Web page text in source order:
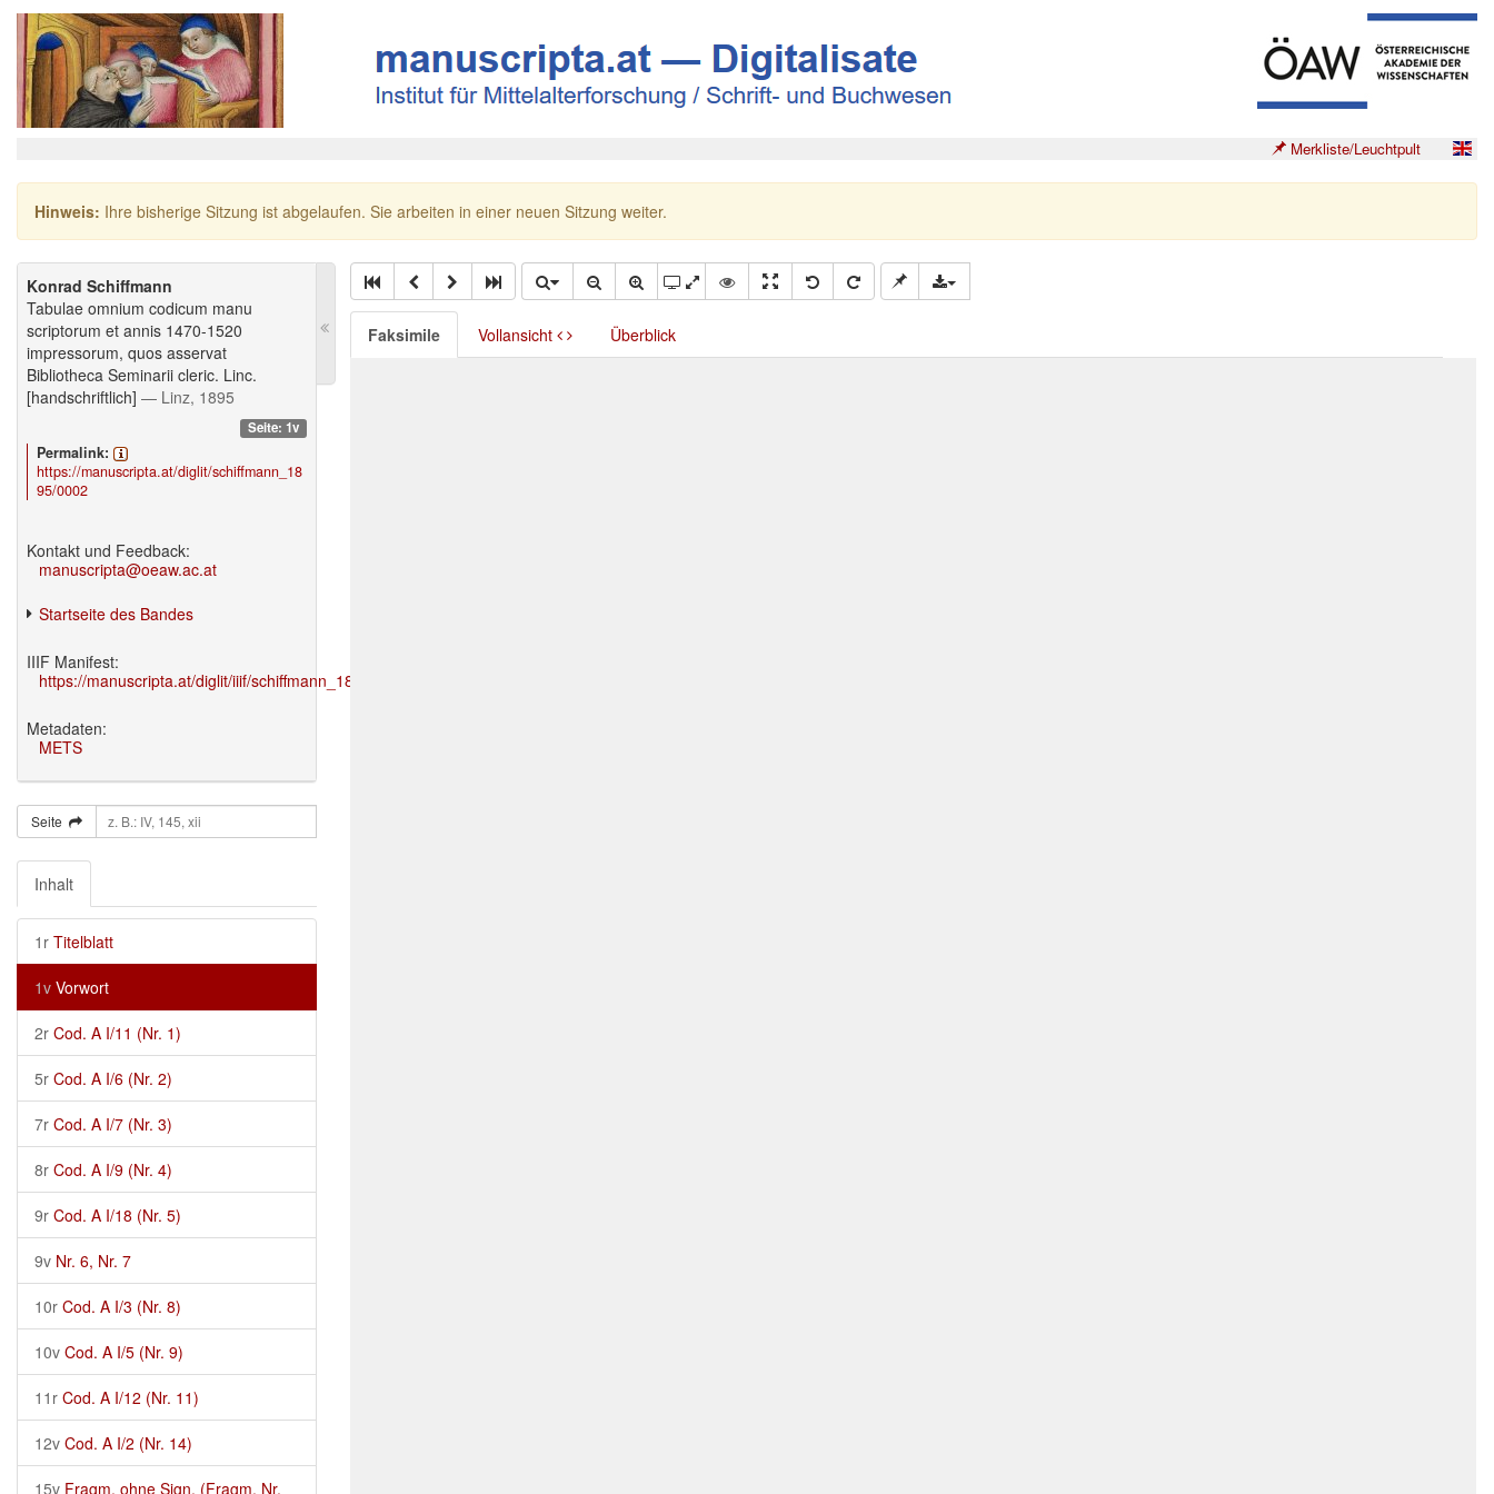
Merkliste/Leuchtpult
Hinweis: Ihre bisherige Sitzung ist abgelaufen. Sie arbeiten in einer neuen Sitzung weiter.
Konrad Schiffmann
Tabulae omnium codicum manu
scriptorum et annis 1470-1520
impressorum, quos asservat
Bibliotheca Seminarii cleric. Linc.
[handschriftlich] — Linz, 1895
Seite: 1v
Permalink:
https://manuscripta.at/diglit/schiffmann_18
95/0002
Kontakt und Feedback:
manuscripta@oeaw.ac.at
Startseite des Bandes
IIIF Manifest:
https://manuscripta.at/diglit/iiif/schiffmann_1895/manifest.json
Metadaten:
METS
Seite
Inhalt
1r Titelblatt
1v Vorwort
2r Cod. A I/11 (Nr. 1)
5r Cod. A I/6 (Nr. 2)
7r Cod. A I/7 (Nr. 3)
8r Cod. A I/9 (Nr. 4)
9r Cod. A I/18 (Nr. 5)
9v Nr. 6, Nr. 7
10r Cod. A I/3 (Nr. 8)
10v Cod. A I/5 (Nr. 9)
11r Cod. A I/12 (Nr. 11)
12v Cod. A I/2 (Nr. 14)
15v Fragm. ohne Sign. (Fragm. Nr.
Faksimile Vollansicht Überblick